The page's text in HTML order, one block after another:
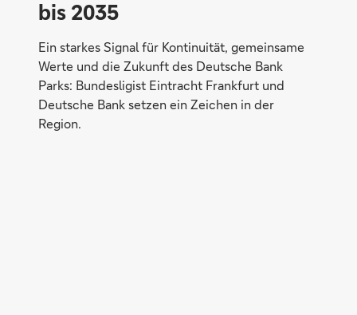
bis 2035
Ein starkes Signal für Kontinuität, gemeinsame
Werte und die Zukunft des Deutsche Bank
Parks: Bundesligist Eintracht Frankfurt und
Deutsche Bank setzen ein Zeichen in der
Region.